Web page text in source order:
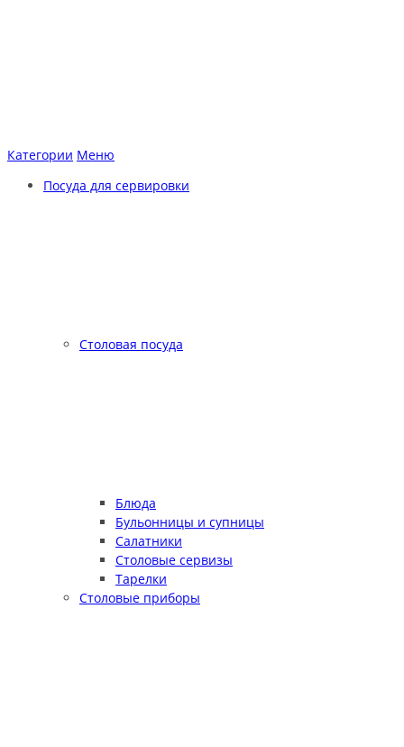
Категории Меню
Посуда для сервировки
Столовая посуда
Блюда
Бульонницы и супницы
Салатники
Столовые сервизы
Тарелки
Столовые приборы